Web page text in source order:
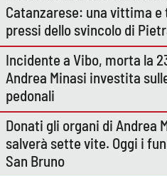
Catanzarese: una vittima
pressi dello svincolo di
Incidente a Vibo, morta la
Andrea Minasi investita
pedonali
Donati gli organi di Andrea
salverà sette vite. Oggi i
San Bruno